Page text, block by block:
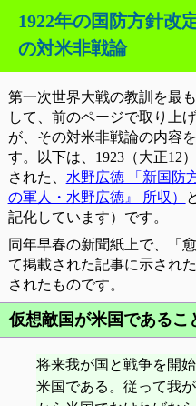
1922年の国防方針改
の対米非戦論
第一次世界大戦の教訓を最
して、前のページで取り上
が、その対米非戦論の内容
す。以下は、1923（大正12
された、 水野広徳 「新国防
の軍人・水野広徳』 所収）
記化しています）です。
同年早春の新聞紙上で、「
て掲載された記事に示され
されたものです。
仮想敵国が米国であるこ
将来我が国と戦争を開
米国である。従って我